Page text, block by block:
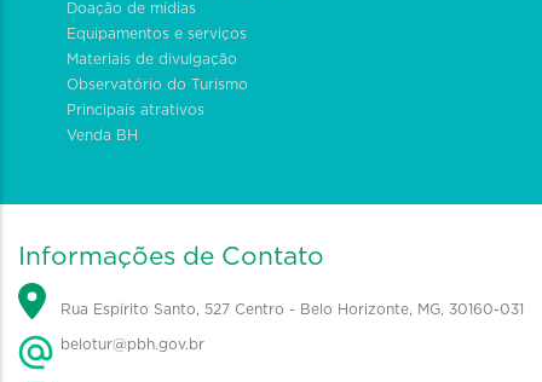
Doação de mídias
Equipamentos e serviços
Materiais de divulgação
Observatório do Turismo
Principais atrativos
Venda BH
Informações de Contato
Rua Espírito Santo, 527 Centro - Belo Horizonte, MG, 30160-031
belotur@pbh.gov.br